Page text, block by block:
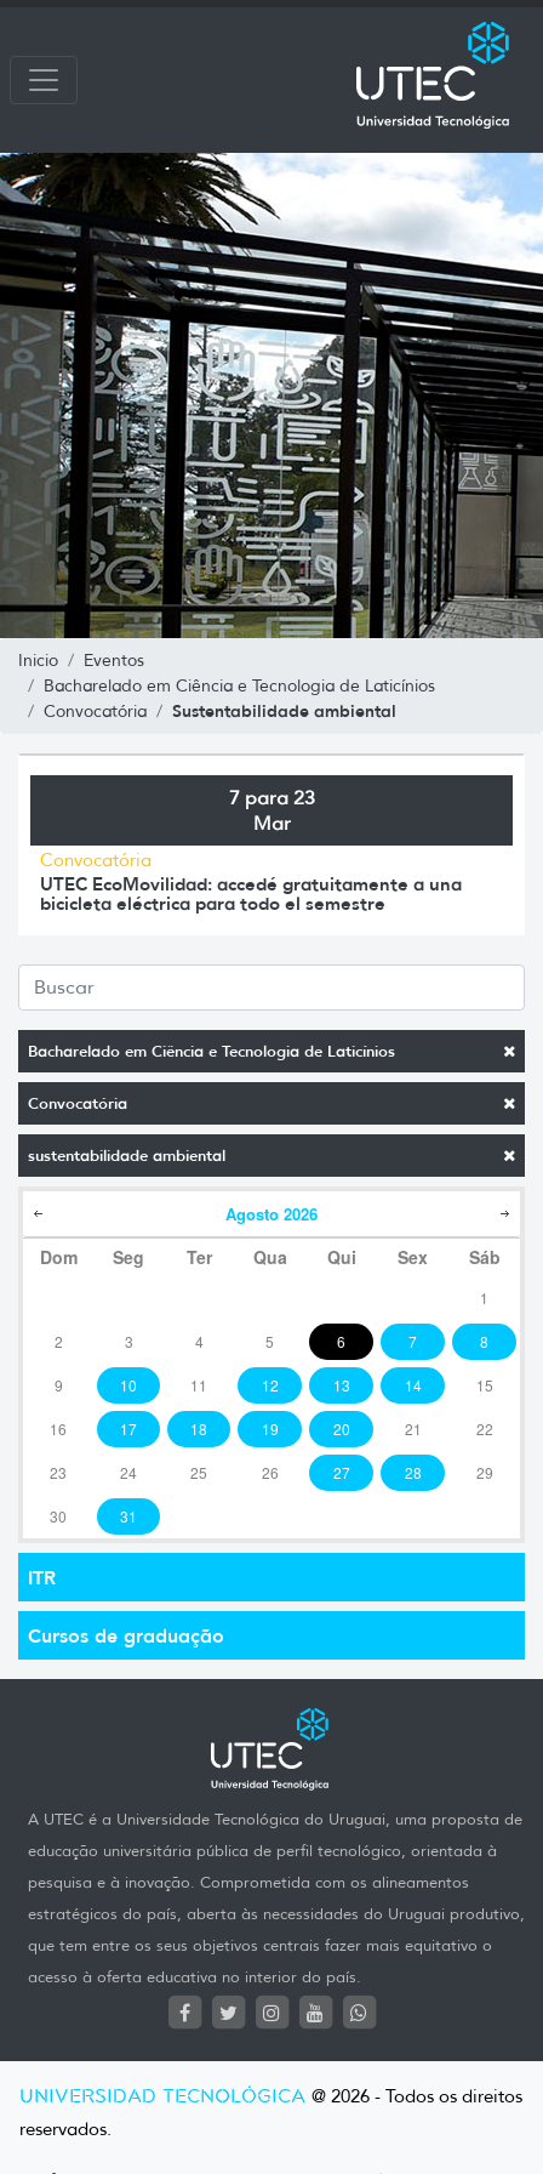
Inicio
Eventos
Bacharelado em Ciência e Tecnologia de Laticínios
Convocatória
Sustentabilidade ambiental
Bacharelado em Ciência e Tecnologia de Laticínios
Convocatória
sustentabilidade ambiental
Agosto 2026
Dom Seg Ter Qua Qui Sex Sáb
1
2 3 4 5 6 7 8
9 10 11 12 13 14 15
16 17 18 19 20 21 22
23 24 25 26 27 28 29
30 31
ITR
Cursos de graduação
7 para 23
Mar
Convocatória
UTEC EcoMovilidad: accedé gratuitamente a una
bicicleta eléctrica para todo el semestre
A UTEC é a Universidade Tecnológica do Uruguai, uma proposta de
educação universitária pública de perfil tecnológico, orientada à
pesquisa e à inovação. Comprometida com os alineamentos
estratégicos do país, aberta às necessidades do Uruguai produtivo,
que tem entre os seus objetivos centrais fazer mais equitativo o
acesso à oferta educativa no interior do país.
UNIVERSIDAD TECNOLÓGICA @ 2026 - Todos os direitos
reservados.